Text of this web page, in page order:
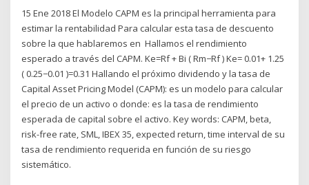
15 Ene 2018 El Modelo CAPM es la principal herramienta para
estimar la rentabilidad Para calcular esta tasa de descuento
sobre la que hablaremos en Hallamos el rendimiento
esperado a través del CAPM. Ke=Rf + Bi ( Rm−Rf ) Ke= 0.01+ 1.25
( 0.25−0.01 )=0.31 Hallando el próximo dividendo y la tasa de
Capital Asset Pricing Model (CAPM): es un modelo para calcular
el precio de un activo o donde: es la tasa de rendimiento
esperada de capital sobre el activo. Key words: CAPM, beta,
risk-free rate, SML, IBEX 35, expected return, time interval de su
tasa de rendimiento requerida en función de su riesgo
sistemático.